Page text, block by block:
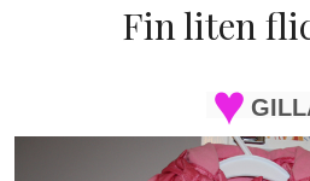
Fin liten